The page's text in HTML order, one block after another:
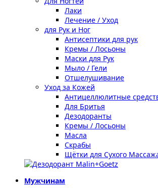
Лаки
Лечение / Уход
для Рук и Ног
Антисептики для рук
Кремы / Лосьоны
Маски для Рук
Мыло / Гели
Отшелушивание
Уход за Кожей
Антицеллюлитные
Для Бритья
Дезодоранты
Кремы / Лосьоны
Масла
Скрабы
Щётки для Сухого
Мужчинам